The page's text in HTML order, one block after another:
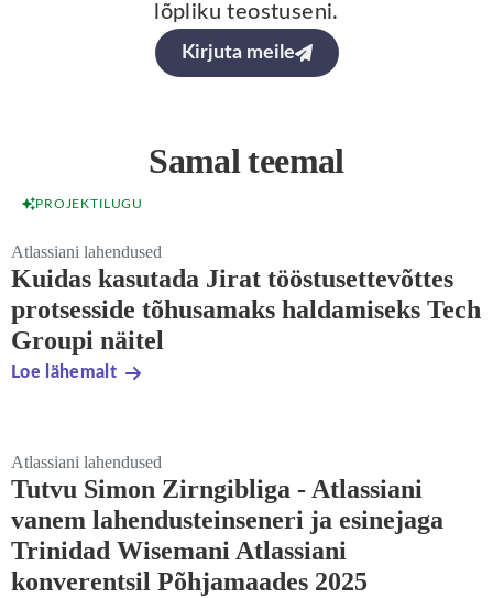
lõpliku teostuseni.
Kirjuta meile
Samal teemal
PROJEKTILUGU
Atlassiani lahendused
Kuidas kasutada Jirat tööstusettevõttes
protsesside tõhusamaks haldamiseks Tech
Groupi näitel
Loe lähemalt
Atlassiani lahendused
Tutvu Simon Zirngibliga - Atlassiani
vanem lahendusteinseneri ja esinejaga
Trinidad Wisemani Atlassiani
konverentsil Põhjamaades 2025